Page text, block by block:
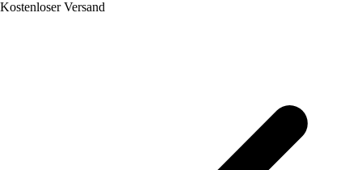
Kostenloser Versand